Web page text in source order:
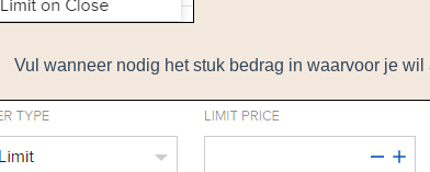
Vul wanneer nodig het stuk bedrag in waarvoor je wil